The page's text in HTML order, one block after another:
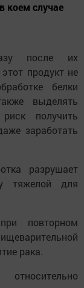
коем случае
после их
продукт не
белки
выделять
получить
заработать
разрушает
тяжелой для
повторном
рака.